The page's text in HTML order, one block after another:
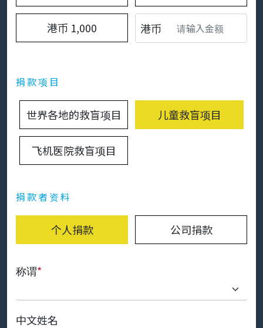
港币 1,000 港币
捐款项目
世界各地的救盲项目 儿童救盲项目
飞机医院救盲项目
捐款者资料
个人捐款 公司捐款
称谓*
中文姓名